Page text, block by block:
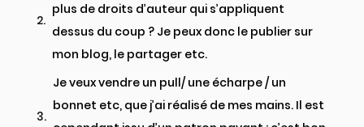
plus de droits d’auteur qui s’appliquent
dessus du coup ? Je peux donc le publier sur
mon blog, le partager etc.
Je veux vendre un pull/ une écharpe / un
bonnet etc, que j’ai réalisé de mes mains. Il est